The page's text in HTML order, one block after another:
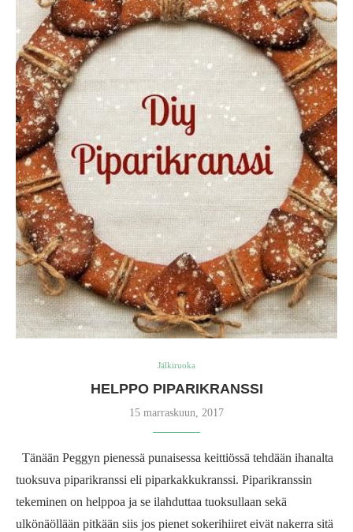
Jälkiruoka
HELPPO PIPARIKRANSSI
15 marraskuun, 2017
Tänään Peggyn pienessä punaisessa keittiössä tehdään ihanalta
tuoksuva piparikranssi eli piparkakkukranssi. Piparikranssin
tekeminen on helppoa ja se ilahduttaa tuoksullaan sekä
ulkönäöllään pitkään siis jos pienet sokerihiiret eivät nakerra sitä